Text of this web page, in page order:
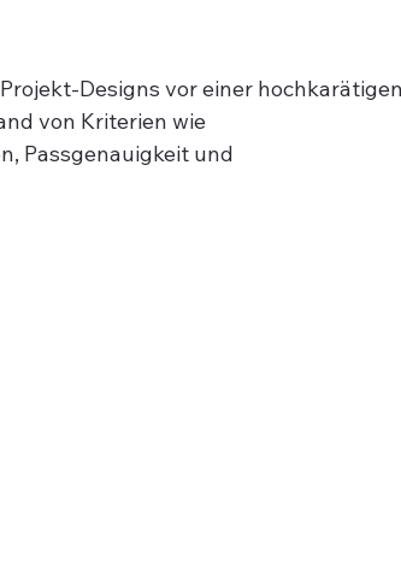
Designs vor einer hochkarätigen
von Kriterien wie
Passgenauigkeit und